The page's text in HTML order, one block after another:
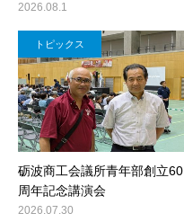
2026.08.1
トピックス
砺波商工会議所青年部創立60
周年記念講演会
2026.07.30